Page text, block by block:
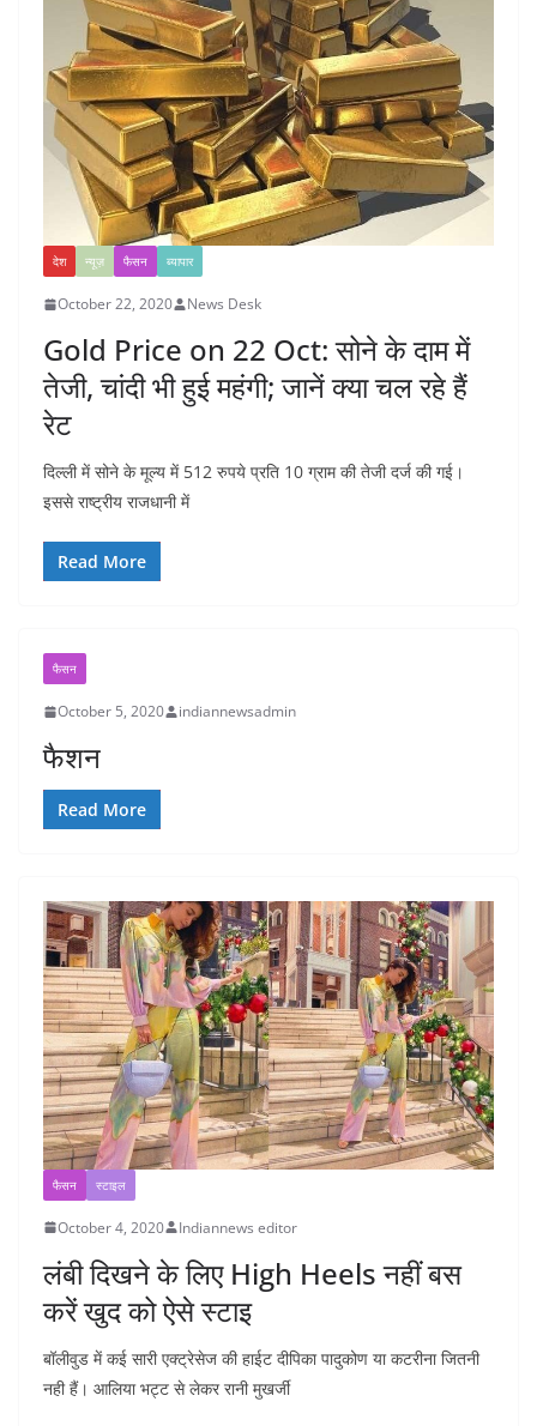
देश न्यूज़ फैसन ब्यापार
October 22, 2020 News Desk
Gold Price on 22 Oct: सोने के दाम में
तेजी, चांदी भी हुई महंगी; जानें क्या चल रहे हैं
रेट
दिल्ली में सोने के मूल्य में 512 रुपये प्रति 10 ग्राम की तेजी दर्ज की गई।
इससे राष्ट्रीय राजधानी में
Read More
फैसन
October 5, 2020 indiannewsadmin
फैशन
Read More
फैसन स्टाइल
October 4, 2020 Indiannews editor
लंबी दिखने के लिए High Heels नहीं बस
करें खुद को ऐसे स्टाइ
बॉलीवुड में कई सारी एक्ट्रेसेज की हाईट दीपिका पादुकोण या कटरीना जितनी
नही हैं। आलिया भट्ट से लेकर रानी मुखर्जी